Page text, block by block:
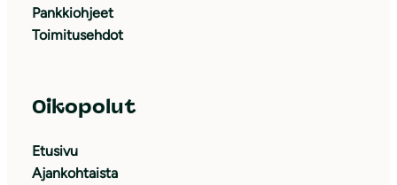
Pankkiohjeet
Toimitusehdot
Oikopolut
Etusivu
Ajankohtaista